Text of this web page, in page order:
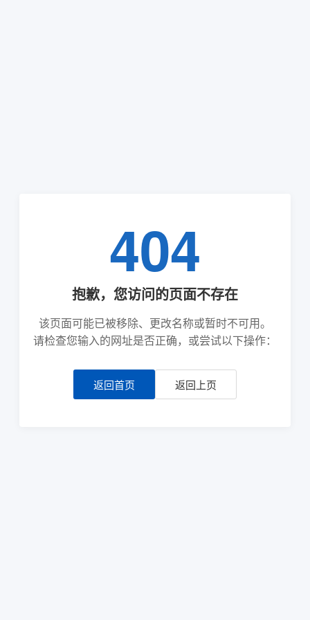
404
抱歉，您访问的页面不存在
该页面可能已被移除、更改名称或暂时不可用。
请检查您输入的网址是否正确，或尝试以下操作：
返回首页 返回上页